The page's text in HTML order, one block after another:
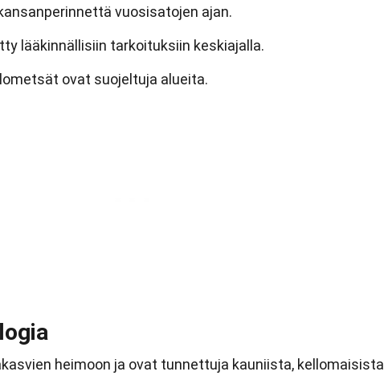
vuosisatojen ajan.
lääkinnällisiin tarkoituksiin keskiajalla.
ovat suojeltuja alueita.
heimoon ja ovat tunnettuja kauniista, kellomaisista